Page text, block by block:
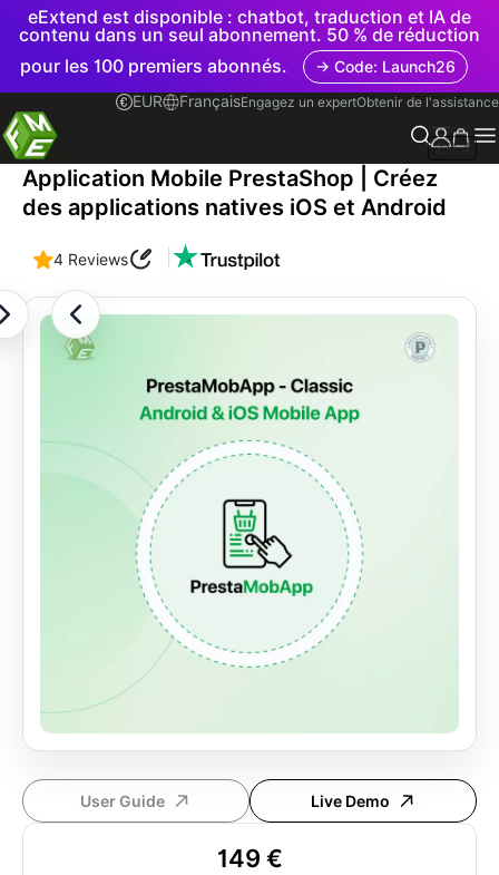
eExtend est disponible : chatbot, traduction et IA de
contenu dans un seul abonnement. 50 % de réduction
pour les 100 premiers abonnés.
→ Code: Launch26
EUR
FrançaisEngagez un expertObtenir de l'assistance
User Guide Live Demo
2.0.4
Application Mobile PrestaShop | Créez
des applications natives iOS et Android
4 Reviews
149 €